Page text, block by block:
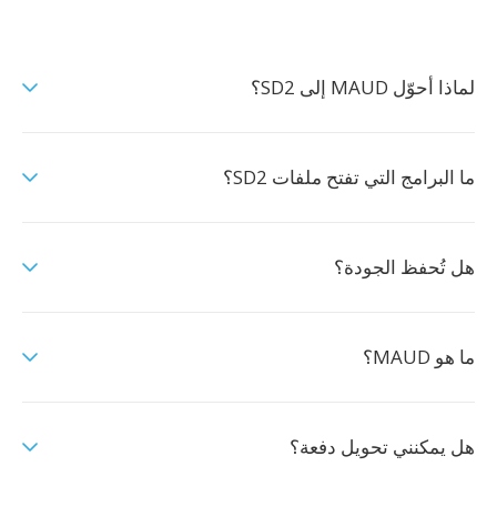
لماذا أحوّل MAUD إلى SD2؟
ما البرامج التي تفتح ملفات SD2؟
هل تُحفظ الجودة؟
ما هو MAUD؟
هل يمكنني تحويل دفعة؟